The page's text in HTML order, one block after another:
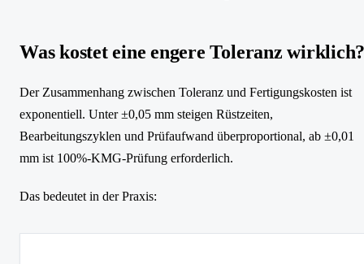
Was kostet eine engere Toleranz
Der Zusammenhang zwischen Toleranz und Fertigungskosten ist
exponentiell. Unter ±0,05 mm steigen Rüstzeiten,
Bearbeitungszyklen und Prüfaufwand überproportional, ab ±0,01
mm ist 100%-KMG-Prüfung erforderlich.
Das bedeutet in der Praxis: